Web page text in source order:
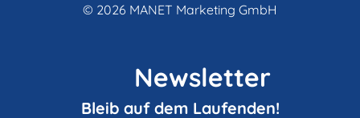
© 2026 MANET Marketing GmbH
Newsletter
Bleib auf dem Laufenden!